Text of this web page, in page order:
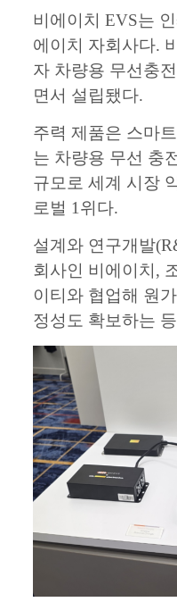
비에이치 EVS는
에이치 자회사다.
자 차량용 무선충
면서 설립됐다.
주력 제품은 스마
는 차량용 무선 충
규모로 세계 시장
로벌 1위다.
설계와 연구개발
회사인 비에이치,
이티와 협업해 원
정성도 확보하는